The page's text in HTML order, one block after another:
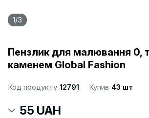
1/3
Пензлик для малювання 0,
каменем Global Fashion
Код продукту 12791 Купив 43 шт
55 UAH